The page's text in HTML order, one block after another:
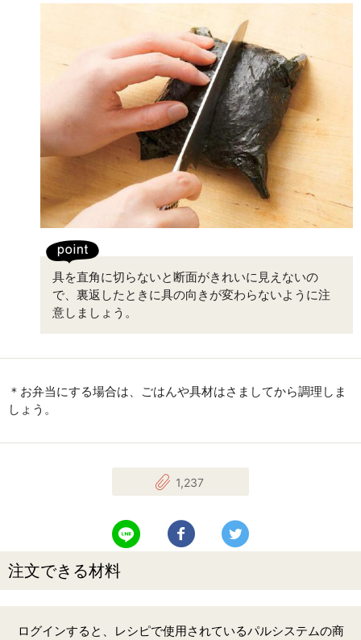
具を直角に切らないと断面がきれいに見えないの
で、裏返したときに具の向きが変わらないように注
意しましょう。
＊お弁当にする場合は、ごはんや具材はさましてから調理しま
しょう。
1,237
LINEで送る Facebookでシェアする
注文できる材料
ログインすると、レシピで使用されているパルシステムの商